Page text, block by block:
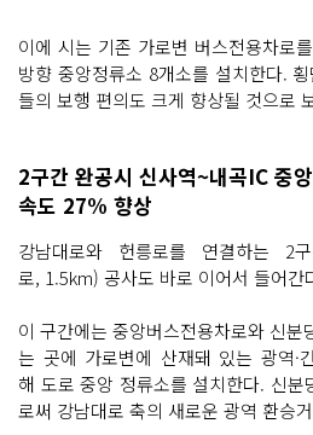
이에 시는 기존 가로변 버스전용차로
방향 중앙정류소 8개소를 설치한다.
들의 보행 편의도 크게 향상될 것으로
2구간 완공시 신사역~내곡IC 중
속도 27% 향상
강남대로와 헌릉로를 연결하는 2구
로, 1.5km) 공사도 바로 이어서 들어간
이 구간에는 중앙버스전용차로와 신
는 곳에 가로변에 산재돼 있는 광역·
해 도로 중앙 정류소를 설치한다. 신분
로써 강남대로 축의 새로운 광역 환승